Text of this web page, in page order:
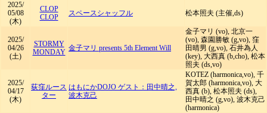
2025/
05/08
(木)
CLOP
CLOP
スペースシャッフル 松本照夫 (主催,ds)
2025/
04/26
(土)
STORMY
MONDAY 金子マリ presents 5th Element Will
金子マリ (vo), 北京一
(vo), 森園勝敏 (g,vo), 窪
田晴男 (g,vo), 石井為人
(key), 大西真 (b,cho), 松本
照夫 (ds,vo)
2025/
04/17
(木)
荻窪ルース
ター
はもにかDOJO ゲスト：田中晴之,
波木克己
KOTEZ (harmonica,vo), 千
賀太郎 (harmonica,vo), 大
西真 (b), 松本照夫 (ds),
田中晴之 (g,vo), 波木克己
(harmonica)